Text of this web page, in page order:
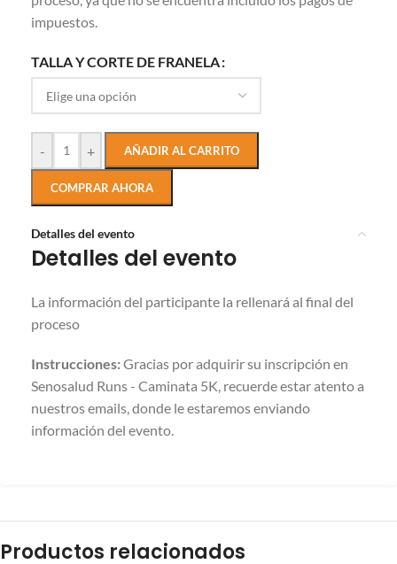
impuestos.
TALLA Y CORTE DE FRANELA
- + AÑADIR AL CARRITO
COMPRAR AHORA
Detalles del evento
Detalles del evento
La información del participante la rellenará al final del
proceso
Instrucciones:Gracias por adquirir su inscripción en
Senosalud Runs - Caminata 5K, recuerde estar atento a
nuestros emails, donde le estaremos enviando
información del evento.
Productos relacionados